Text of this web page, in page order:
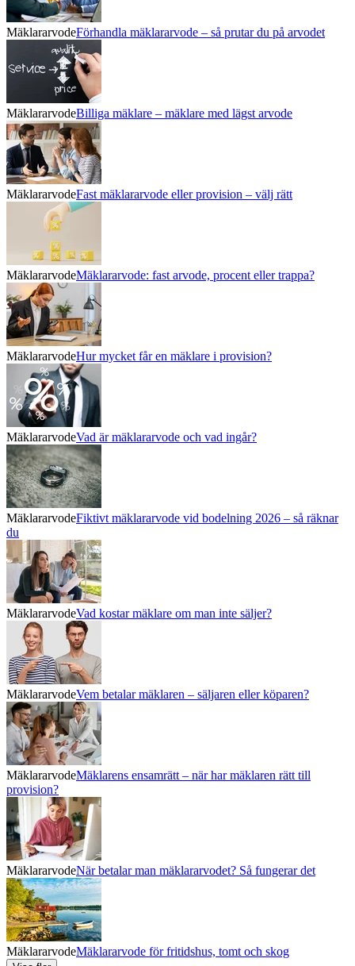
MäklararvodeFörhandla mäklararvode – så prutar du på arvodet
MäklararvodeBilliga mäklare – mäklare med lägst arvode
MäklararvodeFast mäklararvode eller provision – välj rätt
MäklararvodeMäklararvode: fast arvode, procent eller trappa?
MäklararvodeHur mycket får en mäklare i provision?
MäklararvodeVad är mäklararvode och vad ingår?
MäklararvodeFiktivt mäklararvode vid bodelning 2026 – så räknar
du
MäklararvodeVad kostar mäklare om man inte säljer?
MäklararvodeVem betalar mäklaren – säljaren eller köparen?
MäklararvodeMäklarens ensamrätt – när har mäklaren rätt till
provision?
MäklararvodeNär betalar man mäklararvodet? Så fungerar det
MäklararvodeMäklararvode för fritidshus, tomt och skog